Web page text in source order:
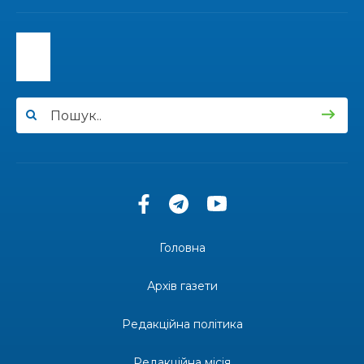
13:33
30 лип
«Дві музи» у Рівному: свято краси, мистецтва
Одна з найяскравіших постатей Бахмута –
Головна
Архів газети
Редакційна політика